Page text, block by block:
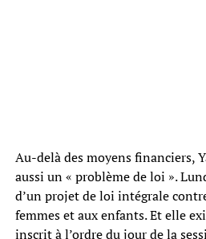
Au-delà des moyens financiers,
aussi un « problème de loi ».
d’un projet de loi intégrale
femmes et aux enfants. Et elle
inscrit à l’ordre du jour de la